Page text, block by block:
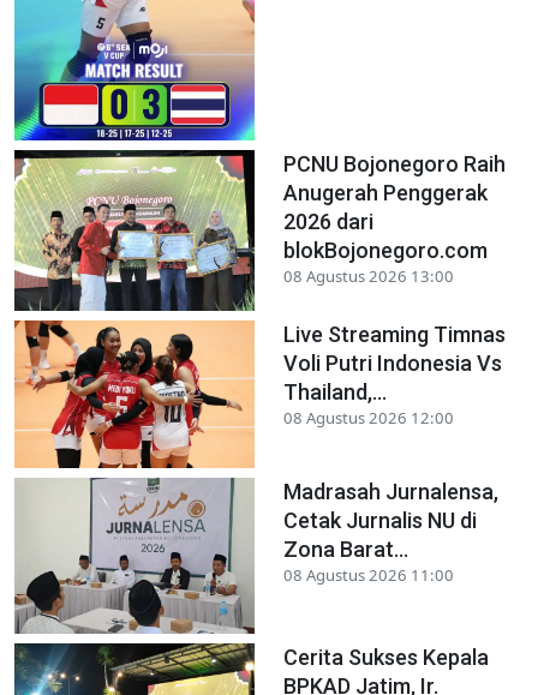
PCNU Bojonegoro Raih
Anugerah Penggerak
2026 dari
blokBojonegoro.com
08 Agustus 2026 13:00
Live Streaming Timnas
Voli Putri Indonesia Vs
Thailand,...
08 Agustus 2026 12:00
Madrasah Jurnalensa,
Cetak Jurnalis NU di
Zona Barat...
08 Agustus 2026 11:00
Cerita Sukses Kepala
BPKAD Jatim, Ir.